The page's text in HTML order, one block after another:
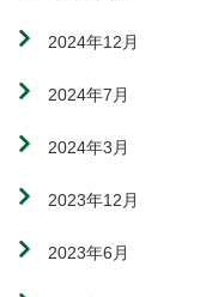
2024年12月
2024年7月
2024年3月
2023年12月
2023年6月